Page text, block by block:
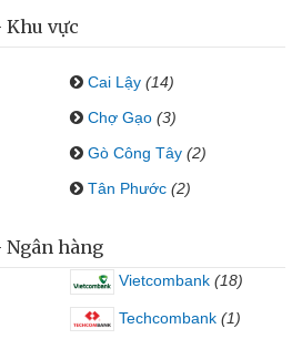
Khu vực
Cai Lậy (14)
Chợ Gạo (3)
Gò Công Tây (2)
Tân Phước (2)
Ngân hàng
Vietcombank (18)
Techcombank (1)